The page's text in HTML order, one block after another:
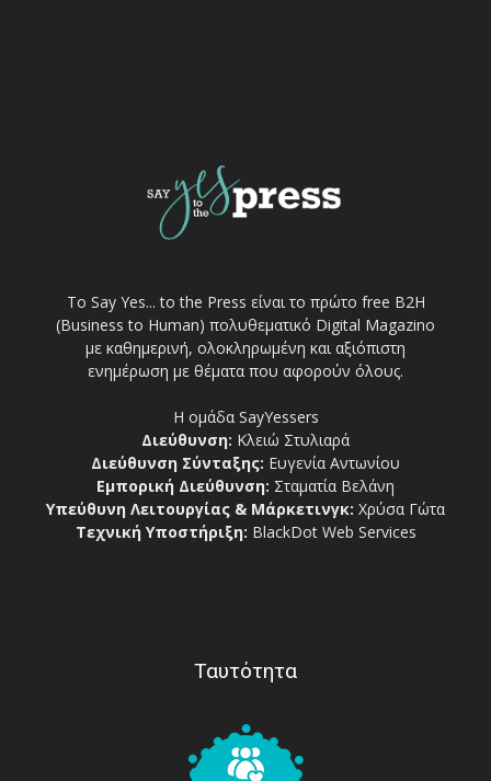
Το Say Yes... to the Press είναι το πρώτο free Β2Η
(Business to Human) πολυθεματικό Digital Magazino
με καθημερινή, ολοκληρωμένη και αξιόπιστη
ενημέρωση με θέματα που αφορούν όλους.
Η ομάδα SayYessers
Διεύθυνση: Κλειώ Στυλιαρά
Διεύθυνση Σύνταξης: Ευγενία Αντωνίου
Εμπορική Διεύθυνση: Σταματία Βελάνη
Υπεύθυνη Λειτουργίας & Μάρκετινγκ: Χρύσα Γώτα
Τεχνική Υποστήριξη: BlackDot Web Services
Ταυτότητα